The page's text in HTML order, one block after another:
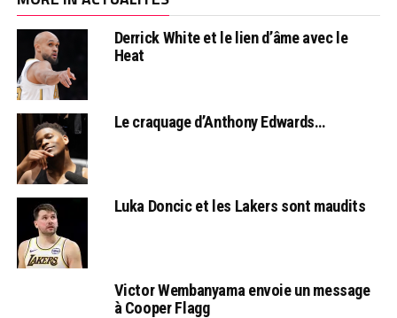
Derrick White et le lien d’âme avec le
Heat
Le craquage d’Anthony Edwards…
Luka Doncic et les Lakers sont maudits
Victor Wembanyama envoie un message
à Cooper Flagg